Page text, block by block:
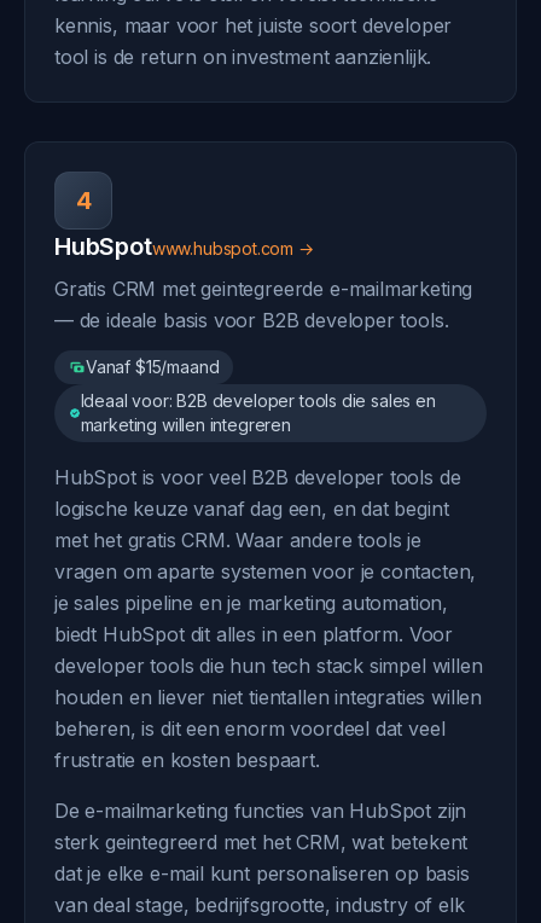
kennis, maar voor het juiste soort developer
tool is de return on investment aanzienlijk.
4
HubSpotwww.hubspot.com →
Gratis CRM met geintegreerde e-mailmarketing
— de ideale basis voor B2B developer tools.
Vanaf $15/maand
Ideaal voor: B2B developer tools die sales en
marketing willen integreren
HubSpot is voor veel B2B developer tools de
logische keuze vanaf dag een, en dat begint
met het gratis CRM. Waar andere tools je
vragen om aparte systemen voor je contacten,
je sales pipeline en je marketing automation,
biedt HubSpot dit alles in een platform. Voor
developer tools die hun tech stack simpel willen
houden en liever niet tientallen integraties willen
beheren, is dit een enorm voordeel dat veel
frustratie en kosten bespaart.
De e-mailmarketing functies van HubSpot zijn
sterk geintegreerd met het CRM, wat betekent
dat je elke e-mail kunt personaliseren op basis
van deal stage, bedrijfsgrootte, industry of elk